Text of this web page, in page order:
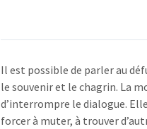
Il est possible de parler au
le souvenir et le chagrin. La
d’interrompre le dialogue.
forcer à muter, à trouver